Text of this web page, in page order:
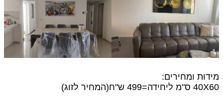
מידות ומחירים:
40X60 ס"מ
ליחידה=499 ש"ח(המחיר לזוג)